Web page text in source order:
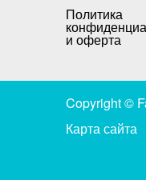
Политика
и оферта
Copyright ©
Карта сайта